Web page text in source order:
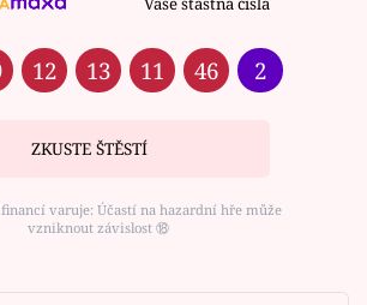
12 13 11 46 2
ZKUSTE ŠTĚSTÍ
varuje: Účastí na hazardní hře může
vzniknout závislost ⑱